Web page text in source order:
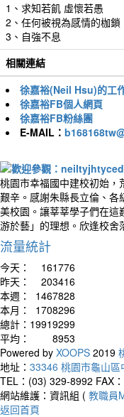
1、求知若飢 虛懷若愚
2、任何被視為感情的枷
3、自強不息
相關連結
徐嘉裕(Neil Hsu)的工
徐嘉裕FB個人網頁
徐嘉裕FB粉絲團
E-MAIL：
桃園市幸福國中建校初始
艱辛。感謝朱縣長立倫、
美校園。讓莘莘學子們在
游於藝」的理想。欣逢校舍
流量統計
今天：
161776
昨天：
203416
本週：
1467828
本月：
1708296
總計： 19919299
平均：
8953
Powered by XOOPS 2019
地址： 33346 桃園市龜山
TEL：(03) 329-8992 FAX
網站維護：資訊組 ( 教職員
返回首頁